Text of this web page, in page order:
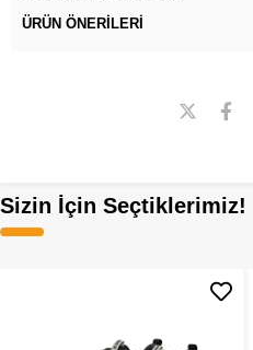
ÜRÜN ÖNERILERI
Sizin İçin Seçtiklerimiz!